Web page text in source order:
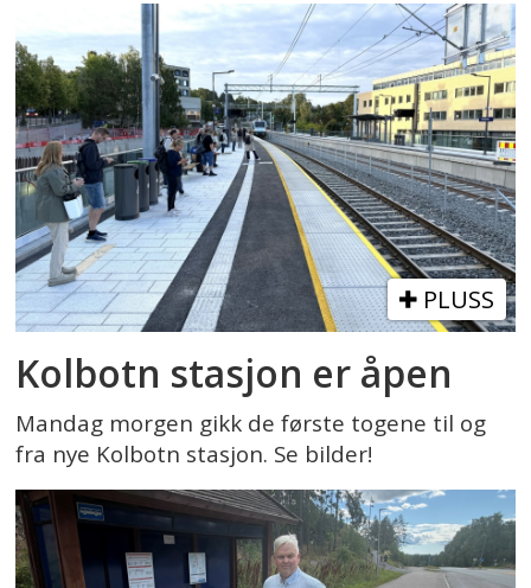
PLUSS
Kolbotn stasjon er åpen
Mandag morgen gikk de første togene til og
fra nye Kolbotn stasjon. Se bilder!